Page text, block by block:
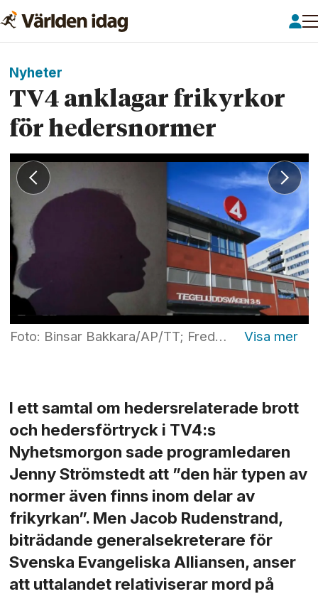
Nyheter
TV4 anklagar frikyrkor
för hedersnormer
Foto: Binsar Bakkara/AP/TT; Fredrik Sandberg/TT
I ett samtal om hedersrelaterade brott
och hedersförtryck i TV4:s
Nyhetsmorgon sade programledaren
Jenny Strömstedt att ”den här typen av
normer även finns inom delar av
frikyrkan”. Men Jacob Rudenstrand,
biträdande generalsekreterare för
Svenska Evangeliska Alliansen, anser
att uttalandet relativiserar mord på